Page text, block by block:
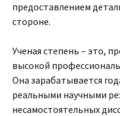
предоставлением
стороне.
Ученая степень – это,
высокой
Она зарабатывается
реальными научными
несамостоятельных